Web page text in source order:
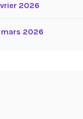
2026
mars 2026